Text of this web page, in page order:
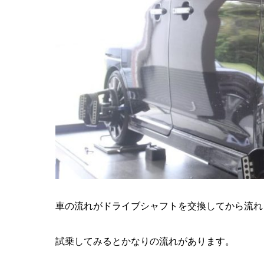
車の流れがドライブシャフトを交換してから流
試乗してみるとかなりの流れがあります。